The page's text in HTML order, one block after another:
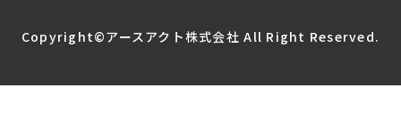
Copyright©アースアクト株式会社All Right Reserved.